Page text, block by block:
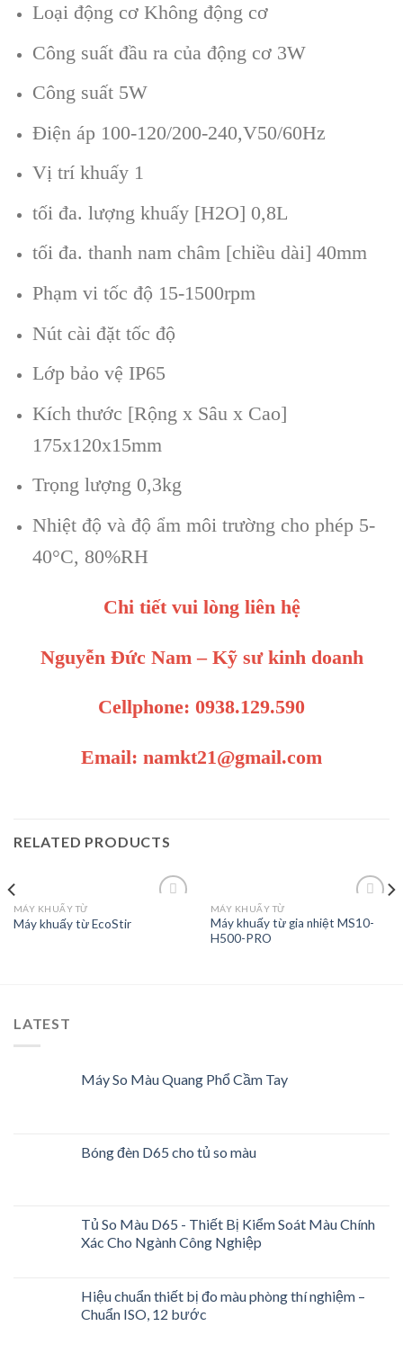
Loại động cơ Không động cơ
Công suất đầu ra của động cơ 3W
Công suất 5W
Điện áp 100-120/200-240,V50/60Hz
Vị trí khuấy 1
tối đa. lượng khuấy [H2O] 0,8L
tối đa. thanh nam châm [chiều dài] 40mm
Phạm vi tốc độ 15-1500rpm
Nút cài đặt tốc độ
Lớp bảo vệ IP65
Kích thước [Rộng x Sâu x Cao]
175x120x15mm
Trọng lượng 0,3kg
Nhiệt độ và độ ẩm môi trường cho phép 5-
40°C, 80%RH
Chi tiết vui lòng liên hệ
Nguyễn Đức Nam – Kỹ sư kinh doanh
Cellphone: 0938.129.590
Email: namkt21@gmail.com
RELATED PRODUCTS
MÁY KHUẤY TỪ
Máy khuấy từ EcoStir
MÁY KHUẤY TỪ
Máy khuấy từ gia nhiệt MS10-
H500-PRO
LATEST
Máy So Màu Quang Phổ Cầm Tay
Bóng đèn D65 cho tủ so màu
Tủ So Màu D65 - Thiết Bị Kiểm Soát Màu Chính
Xác Cho Ngành Công Nghiệp
Hiệu chuẩn thiết bị đo màu phòng thí nghiệm –
Chuẩn ISO, 12 bước